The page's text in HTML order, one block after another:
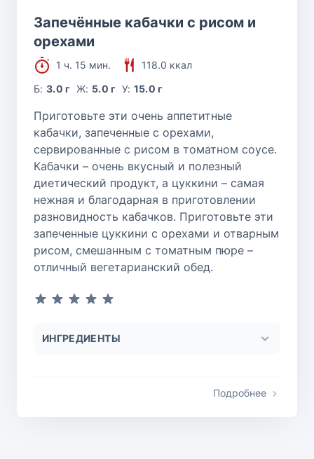
Запечённые кабачки с рисом и
орехами
1 ч. 15 мин.
118.0 ккал
Б:3.0 г Ж: 5.0 г У: 15.0 г
Приготовьте эти очень аппетитные
кабачки, запеченные с орехами,
сервированные с рисом в томатном соусе.
Кабачки – очень вкусный и полезный
диетический продукт, а цуккини – самая
нежная и благодарная в приготовлении
разновидность кабачков. Приготовьте эти
запеченные цуккини с орехами и отварным
рисом, смешанным с томатным пюре –
отличный вегетарианский обед.
ИНГРЕДИЕНТЫ
Подробнее